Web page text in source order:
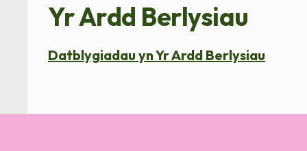
Yr Ardd Berlysiau
Datblygiadau yn Yr Ardd Berlysiau